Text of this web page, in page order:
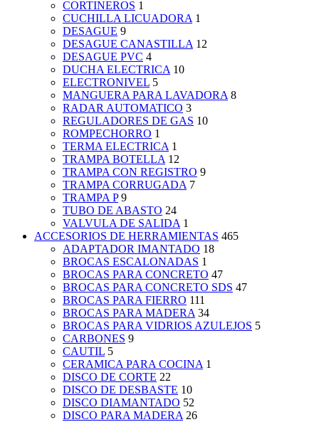
CORTINEROS 1
CUCHILLA LICUADORA 1
DESAGUE 9
DESAGUE CANASTILLA 12
DESAGUE PVC 4
DUCHA ELECTRICA 10
ELECTRONIVEL 5
MANGUERA PARA LAVADORA 8
RADAR AUTOMATICO 3
REGULADORES DE GAS 10
ROMPECHORRO 1
TERMA ELECTRICA 1
TRAMPA BOTELLA 12
TRAMPA CON REGISTRO 9
TRAMPA CORRUGADA 7
TRAMPA P 9
TUBO DE ABASTO 24
VALVULA DE SALIDA 1
ACCESORIOS DE HERRAMIENTAS 465
ADAPTADOR IMANTADO 18
BROCAS ESCALONADAS 1
BROCAS PARA CONCRETO 47
BROCAS PARA CONCRETO SDS 47
BROCAS PARA FIERRO 111
BROCAS PARA MADERA 34
BROCAS PARA VIDRIOS AZULEJOS 5
CARBONES 9
CAUTIL 5
CERAMICA PARA COCINA 1
DISCO DE CORTE 22
DISCO DE DESBASTE 10
DISCO DIAMANTADO 52
DISCO PARA MADERA 26